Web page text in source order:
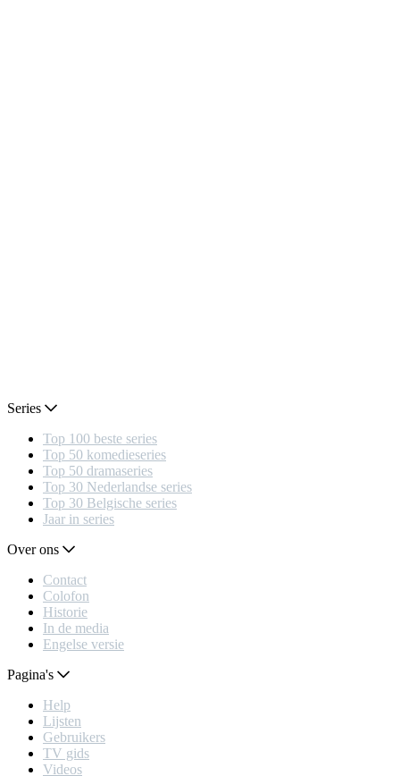
Series
Top 100 beste series
Top 50 komedieseries
Top 50 dramaseries
Top 30 Nederlandse series
Top 30 Belgische series
Jaar in series
Over ons
Contact
Colofon
Historie
In de media
Engelse versie
Pagina's
Help
Lijsten
Gebruikers
TV gids
Videos